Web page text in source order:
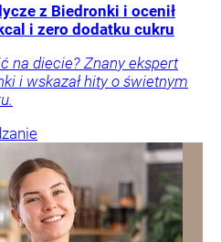
z Biedronki i ocenił
i zero dodatku cukru
na diecie? Znany ekspert
i wskazał hity o świetnym